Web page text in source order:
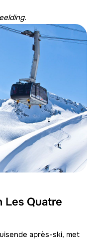
.
Les Quatre
après-ski, met